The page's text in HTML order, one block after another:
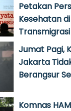
Petakan
Kesehatan
Transmigrasi
Jumat Pagi,
Jakarta
Berangsur
Komnas